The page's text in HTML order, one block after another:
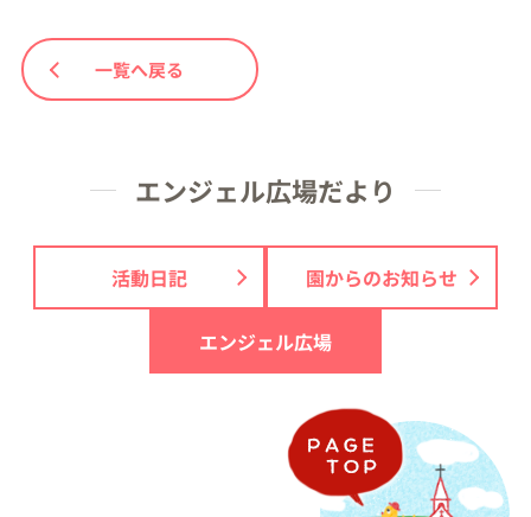
一覧へ戻る
エンジェル広場だより
活動日記 園からのお知らせ
エンジェル広場